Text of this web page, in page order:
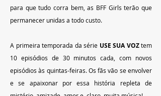
para que tudo corra bem, as BFF Girls terão que
permanecer unidas a todo custo.
A primeira temporada da série USE SUA VOZ tem
10 episódios de 30 minutos cada, com novos
episódios às quintas-feiras. Os fãs vão se envolver
e se apaixonar por essa história repleta de